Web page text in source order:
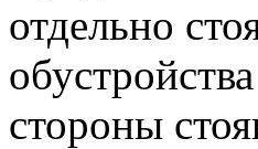
отдельно
стороны